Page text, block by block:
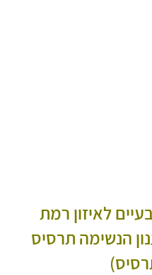
לאיזון רמת
הנשימה תרסיס